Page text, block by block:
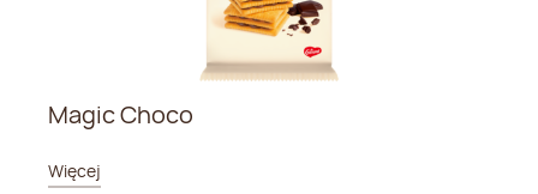
Magic Choco
Więcej